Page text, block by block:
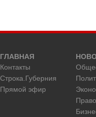
ГЛАВНАЯ
Контакты
Строка.Губерния
Прямой эфир